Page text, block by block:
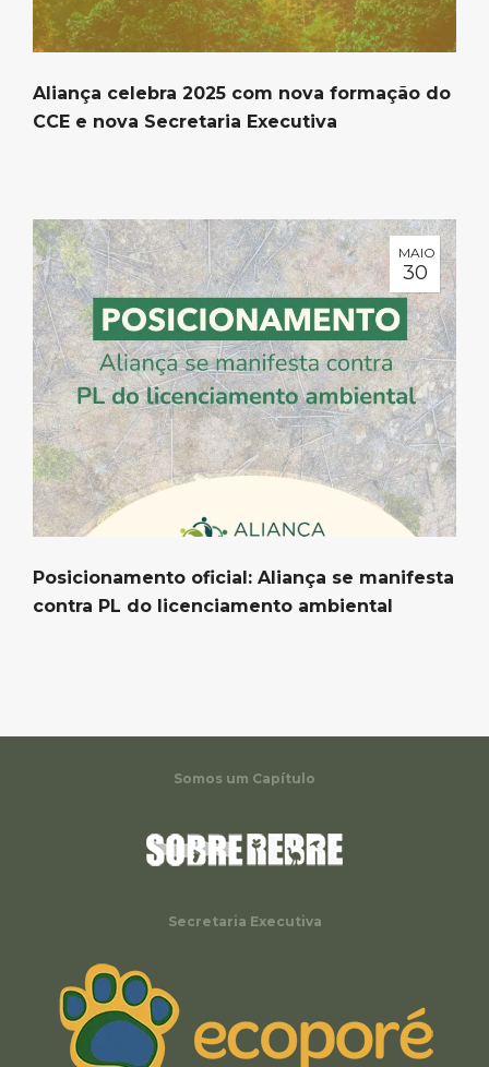
Aliança celebra 2025 com nova formação do
CCE e nova Secretaria Executiva
MAIO
30
Posicionamento oficial: Aliança se manifesta
contra PL do licenciamento ambiental
Somos um Capítulo
Secretaria Executiva